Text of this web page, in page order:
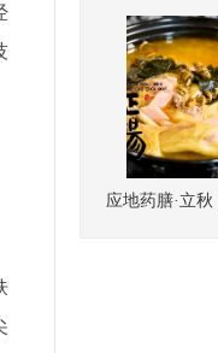
应地药膳·立